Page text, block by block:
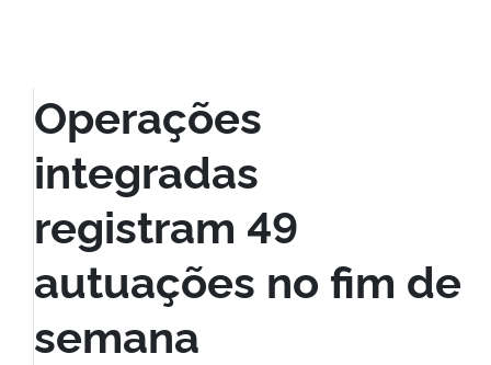
Operações
integradas
registram 49
autuações no fim de
semana